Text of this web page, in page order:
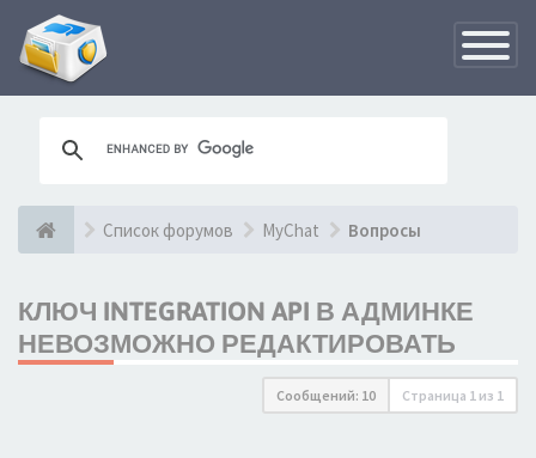
Список форумов MyChat Вопросы
КЛЮЧ INTEGRATION API В АДМИНКЕ
НЕВОЗМОЖНО РЕДАКТИРОВАТЬ
Сообщений: 10 Страница 1 из 1